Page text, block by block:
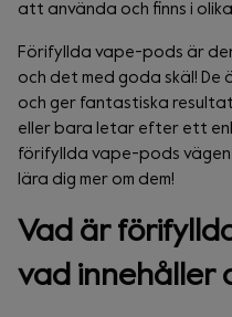
att använda och finns i olika
Förifyllda vape-pods är
och det med goda skäl!
och ger fantastiska
eller bara letar efter ett
förifyllda vape-pods
lära dig mer om dem!
Vad är
vad innehåller